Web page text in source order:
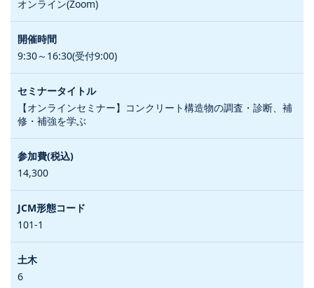
オンライン(Zoom)
9:30～16:30(受付9:00)
【オンラインセミナー】コンクリート構造物の調査・診断、補
修・補強を学ぶ
14,300
101-1
6